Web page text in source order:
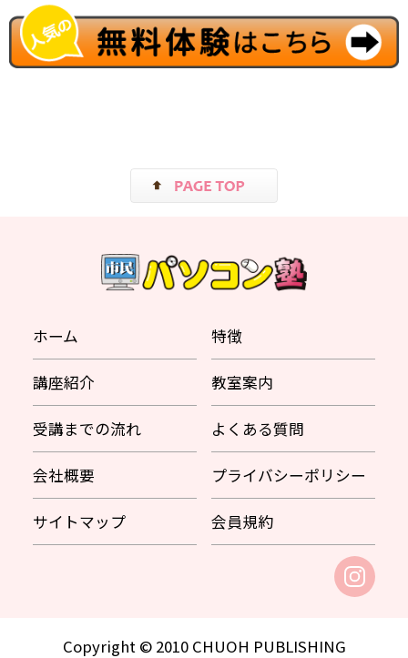
ホーム 特徴
講座紹介 教室案内
受講までの流れ よくある質問
会社概要 プライバシーポリシー
サイトマップ 会員規約
Copyright © 2010 CHUOH PUBLISHING